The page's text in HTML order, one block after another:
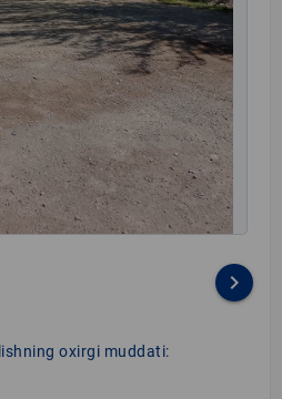
keyboard_arrow_right
oxirgi muddati: